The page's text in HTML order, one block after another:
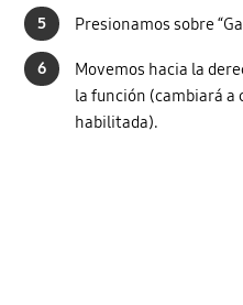
5 Presionamos sobre
6
Movemos hacia la
la función (cambiará a
habilitada).